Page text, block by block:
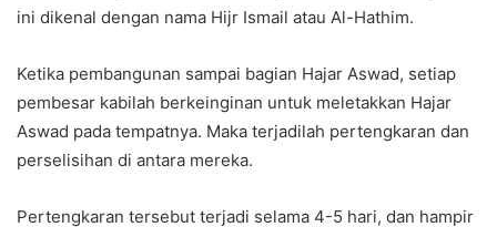
ini dikenal dengan nama Hijr Ismail atau Al-Hathim.
Ketika pembangunan sampai bagian Hajar Aswad, setiap
pembesar kabilah berkeinginan untuk meletakkan Hajar
Aswad pada tempatnya. Maka terjadilah pertengkaran dan
perselisihan di antara mereka.
Pertengkaran tersebut terjadi selama 4-5 hari, dan hampir